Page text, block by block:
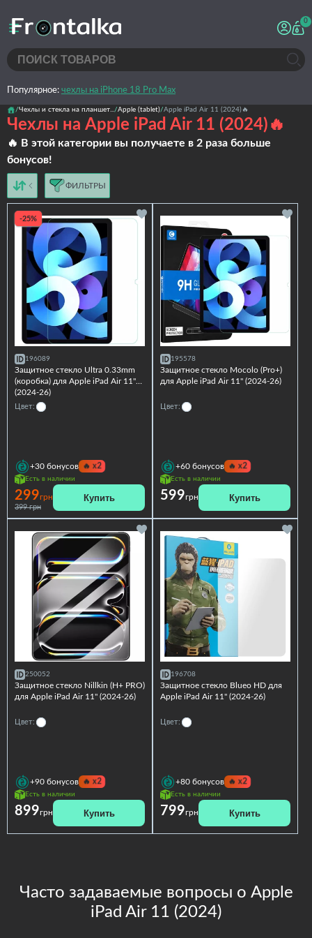
0
Популярное: чехлы на iPhone 18 Pro Max
Чехлы и стекла на планшет... Apple (tablet) Apple iPad Air 11 (2024)🔥
Чехлы на Apple iPad Air 11 (2024)🔥
🔥 В этой категории вы получаете в 2 раза больше
бонусов!
от дешёвых к дорогим
от дорогих к дешёвым
по имени
новинки
ФИЛЬТРЫ
-25%
196089
Защитное стекло Ultra 0.33mm
(коробка) для Apple iPad Air 11''
(2024-26)
Цвет:
+30 бонусов 🔥x2
Есть в наличии
299грн
399 грн
Купить
195578
Защитное стекло Mocolo (Pro+)
для Apple iPad Air 11'' (2024-26)
Цвет:
+60 бонусов 🔥x2
Есть в наличии
599грн Купить
250052
Защитное стекло Nillkin (H+ PRO)
для Apple iPad Air 11'' (2024-26)
Цвет:
+90 бонусов 🔥x2
Есть в наличии
899грн Купить
196708
Защитное стекло Blueo HD для
Apple iPad Air 11'' (2024-26)
Цвет:
+80 бонусов 🔥x2
Есть в наличии
799грн Купить
Часто задаваемые вопросы о Apple
iPad Air 11 (2024)